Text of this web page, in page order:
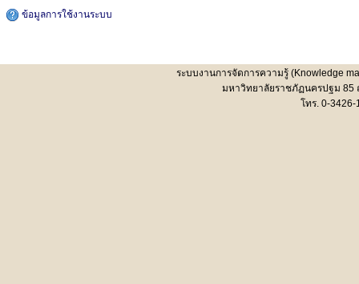
ข้อมูลการใช้งานระบบ
ระบบงานการจัดการความรู้ (Knowledge
มหาวิทยาลัยราชภัฏนครปฐม 85
โทร. 0-3426-